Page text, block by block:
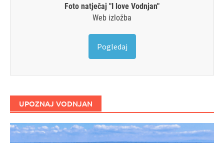
Foto natječaj "I love Vodnjan"
Web izložba
Pogledaj
UPOZNAJ VODNJAN